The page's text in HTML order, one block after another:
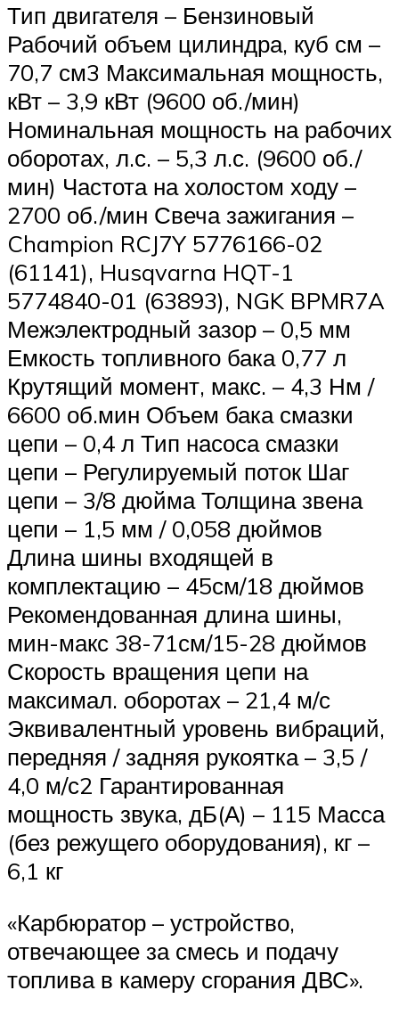
Тип двигателя – Бензиновый
Рабочий объем цилиндра, куб см –
70,7 см3 Максимальная мощность,
кВт – 3,9 кВт (9600 об./мин)
Номинальная мощность на рабочих
оборотах, л.с. – 5,3 л.с. (9600 об./
мин) Частота на холостом ходу –
2700 об./мин Свеча зажигания –
Champion RCJ7Y 5776166-02
(61141), Husqvarna HQT-1
5774840-01 (63893), NGK BPMR7A
Межэлектродный зазор – 0,5 мм
Емкость топливного бака 0,77 л
Крутящий момент, макс. – 4,3 Нм /
6600 об.мин Объем бака смазки
цепи – 0,4 л Тип насоса смазки
цепи – Регулируемый поток Шаг
цепи – 3/8 дюйма Толщина звена
цепи – 1,5 мм / 0,058 дюймов
Длина шины входящей в
комплектацию – 45см/18 дюймов
Рекомендованная длина шины,
мин-макс 38-71см/15-28 дюймов
Скорость вращения цепи на
максимал. оборотах – 21,4 м/с
Эквивалентный уровень вибраций,
передняя / задняя рукоятка – 3,5 /
4,0 м/с2 Гарантированная
мощность звука, дБ(А) – 115 Масса
(без режущего оборудования), кг –
6,1 кг
«Карбюратор – устройство,
отвечающее за смесь и подачу
топлива в камеру сгорания ДВС».